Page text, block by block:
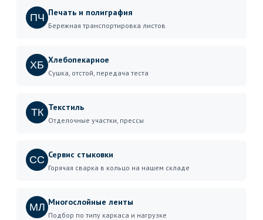
ПЧ Печать и полиграфия
Бережная транспортировка листов
ХБ Хлебопекарное
Сушка, отстой, передача теста
ТК Текстиль
Отделочные участки, прессы
СС Сервис стыковки
Горячая сварка в кольцо на нашем складе
МЛ Многослойные ленты
Подбор по типу каркаса и нагрузке